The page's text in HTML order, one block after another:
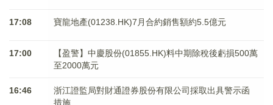
17:08 寶龍地產(01238.HK)7月合約銷售額約5.5億元
17:00
【盈警】中慶股份(01855.HK)料中期除稅後虧損500萬
至2000萬元
16:46
浙江證監局對財通證券股份有限公司採取出具警示函
措施